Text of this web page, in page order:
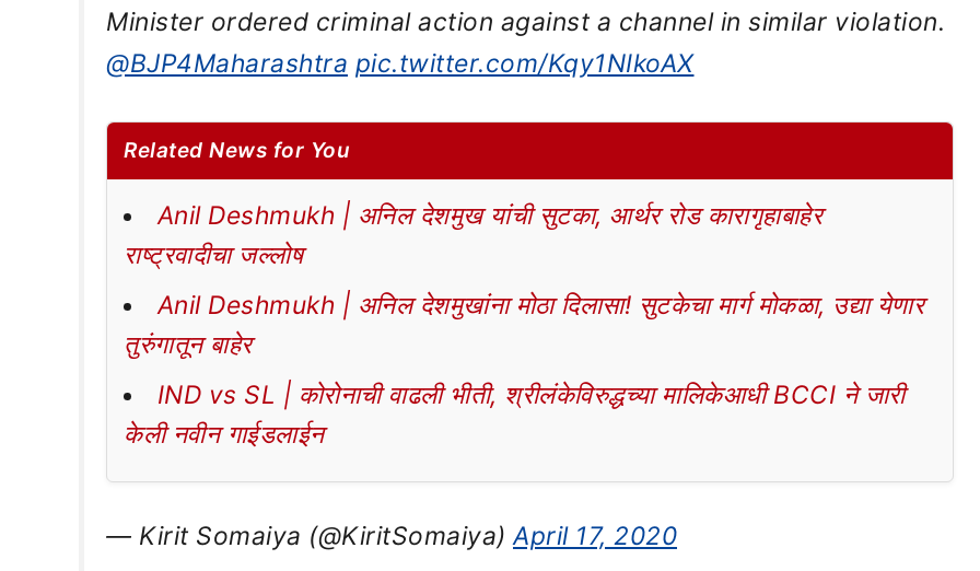
Minister ordered criminal action against a channel in similar violation.
@BJP4Maharashtra pic.twitter.com/Kqy1NIkoAX
Related News for You
Anil Deshmukh | अनिल देशमुख यांची सुटका, आर्थर रोड कारागृहाबाहेर
राष्ट्रवादीचा जल्लोष
Anil Deshmukh | अनिल देशमुखांना मोठा दिलासा! सुटकेचा मार्ग मोकळा, उद्या येणार
तुरुंगातून बाहेर
IND vs SL | कोरोनाची वाढली भीती, श्रीलंकेविरुद्धच्या मालिकेआधी BCCI ने जारी
केली नवीन गाईडलाईन
— Kirit Somaiya (@KiritSomaiya)April 17, 2020